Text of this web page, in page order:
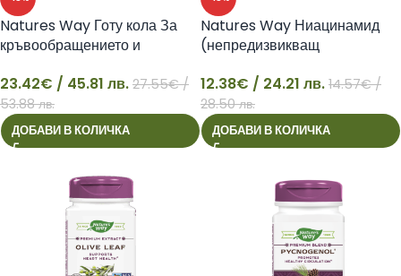
23
Natures Way Готу кола За
кръвообращението и
капсули
23.42€ / 45.81 лв. 27.55€/
53.88 лв.
ДОБАВИ В КОЛИЧКА
12
Natures Way Ниацинамид
(непредизвикващ
12.38€ / 24.21 лв. 14.57€/
28.50 лв.
ДОБАВИ В КОЛИЧКА